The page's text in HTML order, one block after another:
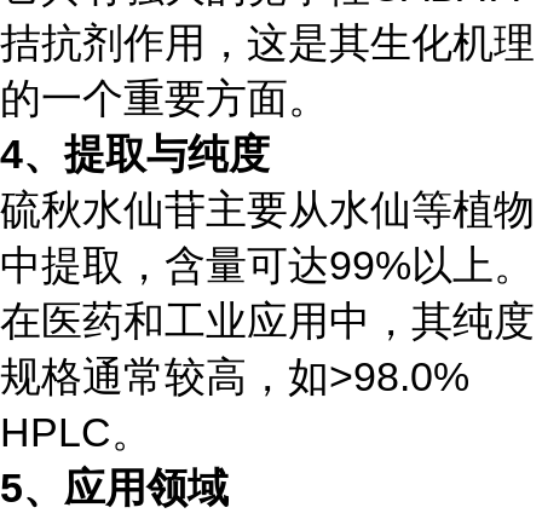
拮抗剂作用，这是其生化机理
的一个重要方面。
4、提取与纯度
硫秋水仙苷主要从水仙等植物
中提取，含量可达99%以上。
在医药和工业应用中，其纯度
规格通常较高，如>98.0%
HPLC。
5、应用领域